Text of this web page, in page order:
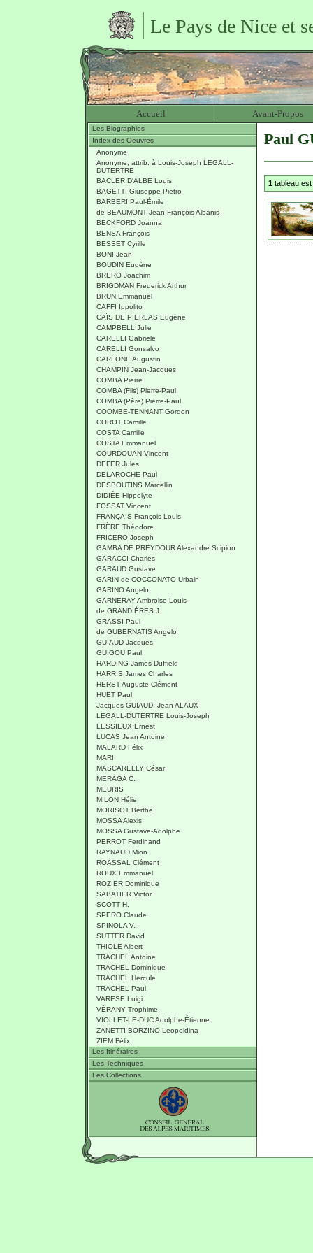
Le Pays de Nice et
Accueil Avant-Propos
Les Biographies
Index des Oeuvres
Anonyme
Anonyme, attrib. à Louis-Joseph LEGALL-
DUTERTRE
BACLER D'ALBE Louis
BAGETTI Giuseppe Pietro
BARBERI Paul-Émile
de BEAUMONT Jean-François Albanis
BECKFORD Joanna
BENSA François
BESSET Cyrille
BONI Jean
BOUDIN Eugène
BRERO Joachim
BRIGDMAN Frederick Arthur
BRUN Emmanuel
CAFFI Ippolito
CAÏS DE PIERLAS Eugène
CAMPBELL Julie
CARELLI Gabriele
CARELLI Gonsalvo
CARLONE Augustin
CHAMPIN Jean-Jacques
COMBA Pierre
COMBA (Fils) Pierre-Paul
COMBA (Père) Pierre-Paul
COOMBE-TENNANT Gordon
COROT Camille
COSTA Camille
COSTA Emmanuel
COURDOUAN Vincent
DEFER Jules
DELAROCHE Paul
DESBOUTINS Marcellin
DIDIÉE Hippolyte
FOSSAT Vincent
FRANÇAIS François-Louis
FRÈRE Théodore
FRICERO Joseph
GAMBA DE PREYDOUR Alexandre Scipion
GARACCI Charles
GARAUD Gustave
GARIN de COCCONATO Urbain
GARINO Angelo
GARNERAY Ambroise Louis
de GRANDIÈRES J.
GRASSI Paul
de GUBERNATIS Angelo
GUIAUD Jacques
GUIGOU Paul
HARDING James Duffield
HARRIS James Charles
HERST Auguste-Clément
HUET Paul
Jacques GUIAUD, Jean ALAUX
LEGALL-DUTERTRE Louis-Joseph
LESSIEUX Ernest
LUCAS Jean Antoine
MALARD Félix
MARI
MASCARELLY César
MERAGA C.
MEURIS
MILON Hélie
MORISOT Berthe
MOSSA Alexis
MOSSA Gustave-Adolphe
PERROT Ferdinand
RAYNAUD Mion
ROASSAL Clément
ROUX Emmanuel
ROZIER Dominique
SABATIER Victor
SCOTT H.
SPERO Claude
SPINOLA V.
SUTTER David
THIOLE Albert
TRACHEL Antoine
TRACHEL Dominique
TRACHEL Hercule
TRACHEL Paul
VARESE Luigi
VÉRANY Trophime
VIOLLET-LE-DUC Adolphe-Étienne
ZANETTI-BORZINO Leopoldina
ZIEM Félix
Les Itinéraires
Les Techniques
Les Collections
Paul
1tableau est